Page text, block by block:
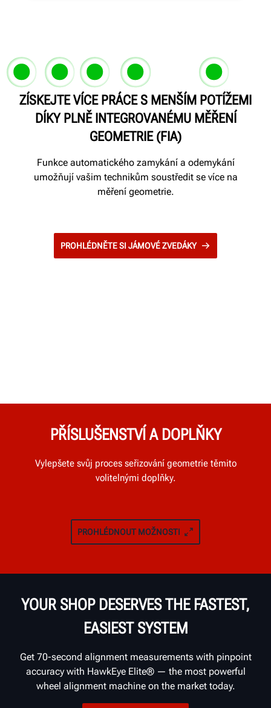
ZÍSKEJTE VÍCE PRÁCE S MENŠÍM POTÍŽEMI
DÍKY PLNĚ INTEGROVANÉMU MĚŘENÍ
GEOMETRIE (FIA)
Funkce automatického zamykání a odemykání
umožňují vašim technikům soustředit se více na
měření geometrie.
PROHLÉDNĚTE SI JÁMOVÉ ZVEDÁKY
Patentováno
PŘÍSLUŠENSTVÍ A DOPLŇKY
Vylepšete svůj proces seřizování geometrie těmito
volitelnými doplňky.
PROHLÉDNOUT MOŽNOSTI
YOUR SHOP DESERVES THE FASTEST,
EASIEST SYSTEM
Get 70-second alignment measurements with pinpoint
accuracy with HawkEye Elite® — the most powerful
wheel alignment machine on the market today.